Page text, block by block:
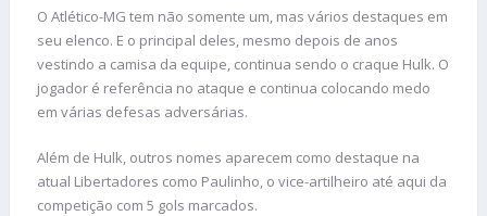
O Atlético-MG tem não somente um, mas vários destaques em
seu elenco. E o principal deles, mesmo depois de anos
vestindo a camisa da equipe, continua sendo o craque Hulk. O
jogador é referência no ataque e continua colocando medo
em várias defesas adversárias.
Além de Hulk, outros nomes aparecem como destaque na
atual Libertadores como Paulinho, o vice-artilheiro até aqui da
competição com 5 gols marcados.